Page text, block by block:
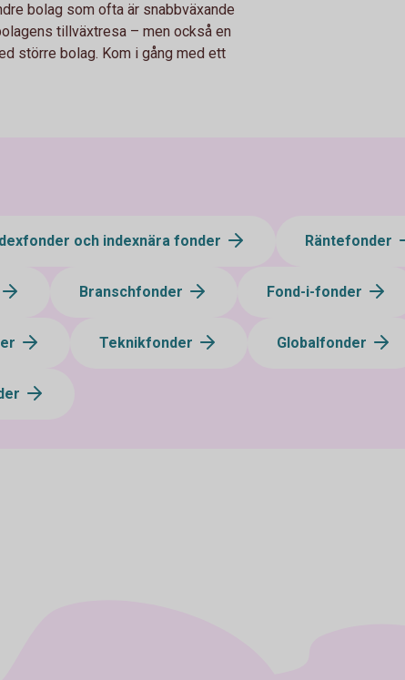
bolag som ofta är snabbväxande
tillväxtresa – men också en
större bolag. Kom i gång med ett
och indexnära fonder Räntefonder
Branschfonder Fond-i-fonder
Teknikfonder Globalfonder